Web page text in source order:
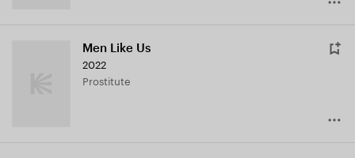
Men Like Us
2022
Prostitute